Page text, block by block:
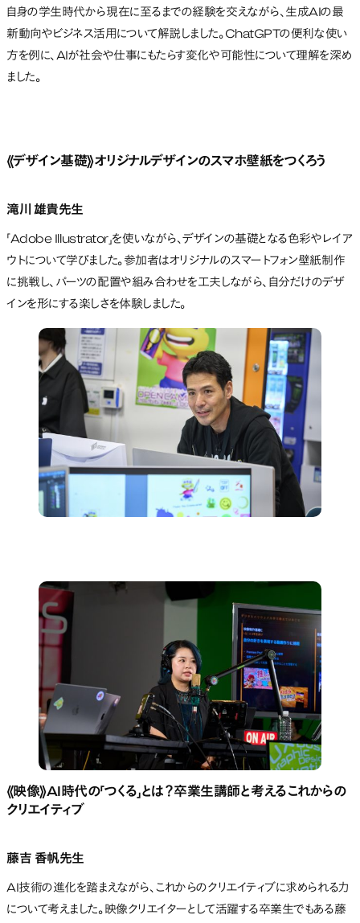
自身の学生時代から現在に至るまでの経験を交えながら、生成AIの最
新動向やビジネス活用について解説しました。ChatGPTの便利な使い
方を例に、AIが社会や仕事にもたらす変化や可能性について理解を深め
ました。
《デザイン基礎》オリジナルデザインのスマホ壁紙をつくろう
滝川 雄貴先生
「Adobe Illustrator」を使いながら、デザインの基礎となる色彩やレイア
ウトについて学びました。参加者はオリジナルのスマートフォン壁紙制作
に挑戦し、パーツの配置や組み合わせを工夫しながら、自分だけのデザ
インを形にする楽しさを体験しました。
《映像》AI時代の「つくる」とは？卒業生講師と考えるこれからの
クリエイティブ
藤吉 香帆先生
AI技術の進化を踏まえながら、これからのクリエイティブに求められる力
について考えました。映像クリエイターとして活躍する卒業生でもある藤